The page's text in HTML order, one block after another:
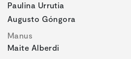
Paulina Urrutia
Augusto Góngora
Manus
Maite Alberdi